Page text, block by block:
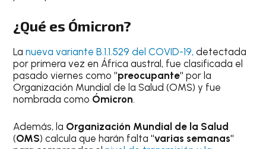
¿Qué es Ómicron?
Lanueva variante B.1.1.529 del COVID-19, detectada
por primera vez en África austral, fue clasificada el
pasado viernes como"preocupante" por la
Organización Mundial de la Salud (OMS) y fue
nombrada como Ómicron.
Además, la Organización Mundial de la Salud
(OMS) calcula que harán falta"varias semanas"